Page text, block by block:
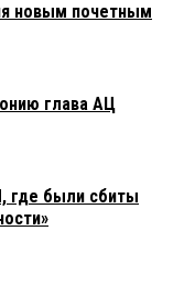
новым почетным
глава АЦ
где были сбиты